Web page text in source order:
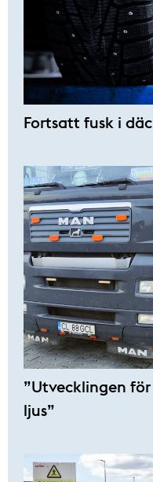
Fortsatt fusk i
”Utvecklingen
ljus”